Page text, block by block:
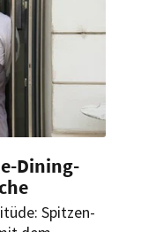
Dining-
Spitzen-